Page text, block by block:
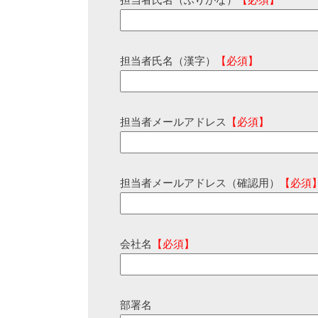
担当者氏名（漢字） 【必須】
担当者メールアドレス 【必須】
担当者メールアドレス（確認用） 【必須
会社名 【必須】
部署名